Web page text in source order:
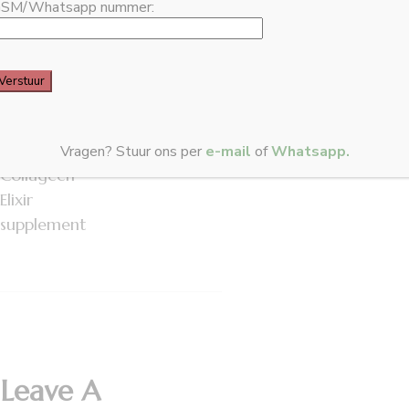
Collageen
Collageen
Elixir
supplement
Leave A
Whatsapp nummer:
Vragen? Stuur ons per e-mail ofWhatsapp.